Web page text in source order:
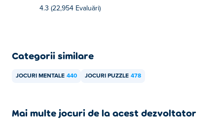
4.3 (22,954 Evaluări)
Categorii similare
JOCURI MENTALE 440 JOCURI PUZZLE 478
Mai multe jocuri de la acest dezvoltator